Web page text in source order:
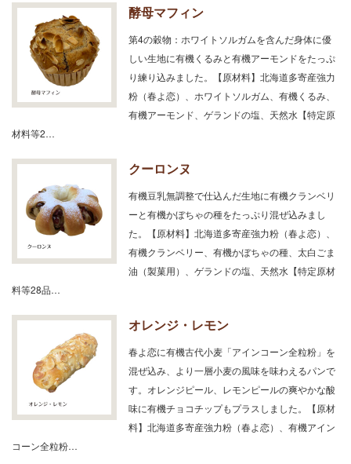
酵母マフィン
第4の穀物：ホワイトソルガムを含んだ身体に優
しい生地に有機くるみと有機アーモンドをたっぷ
り練り込みました。【原材料】北海道多寄産強力
粉（春よ恋）、ホワイトソルガム、有機くるみ、
有機アーモンド、ゲランドの塩、天然水【特定原
材料等2…
クーロンヌ
有機豆乳無調整で仕込んだ生地に有機クランベリ
ーと有機かぼちゃの種をたっぷり混ぜ込みまし
た。【原材料】北海道多寄産強力粉（春よ恋）、
有機クランベリー、有機かぼちゃの種、太白ごま
油（製菓用）、ゲランドの塩、天然水【特定原材
料等28品…
オレンジ・レモン
春よ恋に有機古代小麦「アインコーン全粒粉」を
混ぜ込み、より一層小麦の風味を味わえるパンで
す。オレンジピール、レモンピールの爽やかな酸
味に有機チョコチップもプラスしました。【原材
料】北海道多寄産強力粉（春よ恋）、有機アイン
コーン全粒粉…